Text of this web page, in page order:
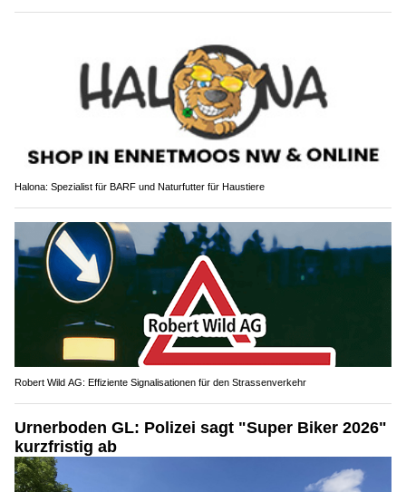
Halona: Spezialist für BARF und Naturfutter für Haustiere
Robert Wild AG: Effiziente Signalisationen für den Strassenverkehr
Urnerboden GL: Polizei sagt "Super Biker 2026"
kurzfristig ab